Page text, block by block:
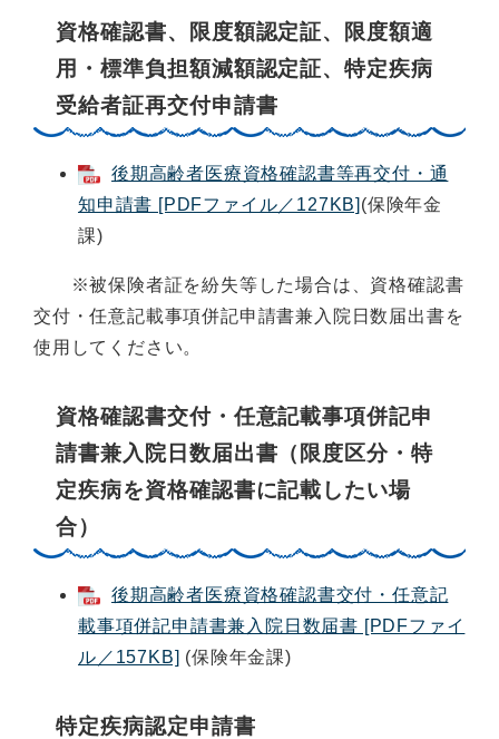
資格確認書、限度額認定証、限度額適
用・標準負担額減額認定証、特定疾病
受給者証再交付申請書
後期高齢者医療資格確認書等再交付・通
知申請書 [PDFファイル／127KB] (保険年金
課)
※被保険者証を紛失等した場合は、資格確認書
交付・任意記載事項併記申請書兼入院日数届出書を
使用してください。
資格確認書交付・任意記載事項併記申
請書兼入院日数届出書（限度区分・特
定疾病を資格確認書に記載したい場
合）
後期高齢者医療資格確認書交付・任意記
載事項併記申請書兼入院日数届書 [PDFファイ
ル／157KB] (保険年金課)
特定疾病認定申請書